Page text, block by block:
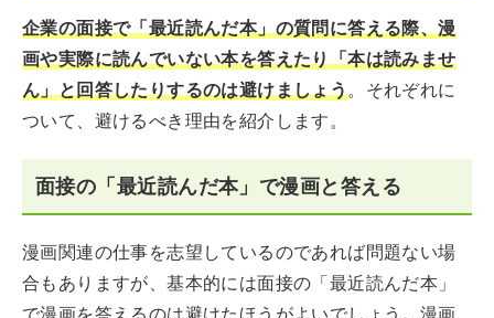
企業の面接で「最近読んだ本」の質問に答える際、漫
画や実際に読んでいない本を答えたり「本は読みませ
ん」と回答したりするのは避けましょう。それぞれに
ついて、避けるべき理由を紹介します。
面接の「最近読んだ本」で漫画と答える
漫画関連の仕事を志望しているのであれば問題ない場
合もありますが、基本的には面接の「最近読んだ本」